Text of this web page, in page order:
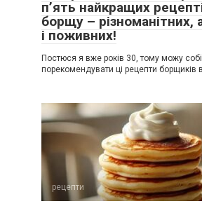
п’ять найкращих
борщу – різноманітних,
і поживних!
Постюся я вже років 30, тому можу
порекомендувати ці рецепти борщиків
рецепти